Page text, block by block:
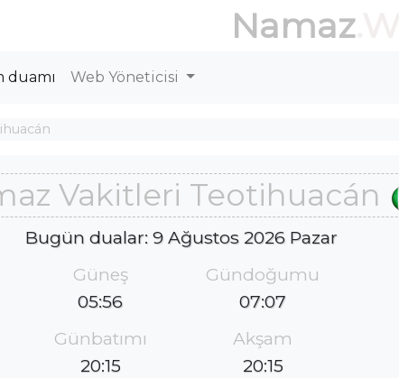
Namaz
duamı Web Yöneticisi
Vakitleri Teotihuacán
Bugün dualar: 9 Ağustos 2026 Pazar
Güneş
05:56
Gündoğumu
07:07
Günbatımı
20:15
Akşam
20:15